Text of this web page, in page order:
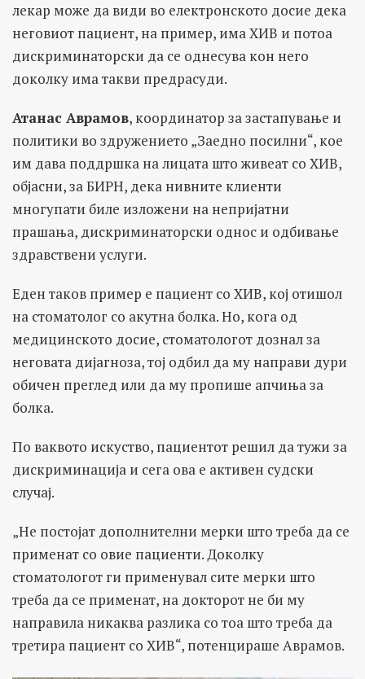
лекар може да види во електронското досие дека
неговиот пациент, на пример, има ХИВ и потоа
дискриминаторски да се однесува кон него
доколку има такви предрасуди.
Атанас Аврамов, координатор за застапување и
политики во здружението „Заедно посилни“, кое
им дава поддршка на лицата што живеат со ХИВ,
објасни, за БИРН, дека нивните клиенти
многупати биле изложени на непријатни
прашања, дискриминаторски однос и одбивање
здравствени услуги.
Еден таков пример е пациент со ХИВ, кој отишол
на стоматолог со акутна болка. Но, кога од
медицинското досие, стоматологот дознал за
неговата дијагноза, тој одбил да му направи дури
обичен преглед или да му пропише апчиња за
болка.
По ваквото искуство, пациентот решил да тужи за
дискриминација и сега ова е активен судски
случај.
„Не постојат дополнителни мерки што треба да се
применат со овие пациенти. Доколку
стомaтологот ги применувал сите мерки што
треба да се применат, на докторот не би му
направила никаква разлика со тоа што треба да
третира пациент со ХИВ“, потенцираше Аврамов.